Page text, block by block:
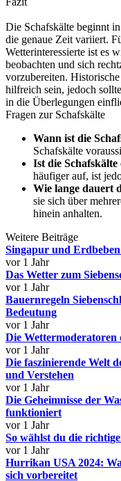
Die Schafskälte beginnt
die genaue Zeit variiert.
Wetterinteressierte ist es
beobachten und sich
vorzubereiten.
hilfreich sein, jedoch
in die Überlegungen
Fragen zur Schafskälte
Wann ist die
Schafskälte
Ist die Schafskälte
häufiger auf, ist
Wie lange dauert
sie sich über
hinein anhalten.
Weitere Beiträge
Singapur und
vor 1 Jahr
Das Wetter zum
vor 1 Jahr
Bauernregeln
Bedeutung
vor 1 Jahr
Die
vor 1 Jahr
Die faszinierende Welt
und Verstehen
vor 1 Jahr
Die Geheimnisse der
funktioniert
vor 1 Jahr
So wählst du die
vor 1 Jahr
Hurrikan USA 2024:
sich vorbereitet